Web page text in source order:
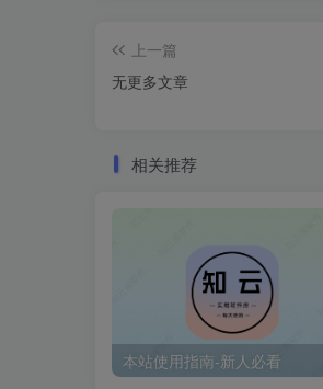
上一篇
无更多文章
相关推荐
本站使用指南-新人必看